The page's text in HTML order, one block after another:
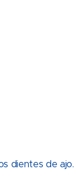
dientes de ajo.